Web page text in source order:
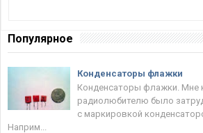
Популярное
Конденсаторы флажки
Конденсаторы флажки. Мне
радиолюбителю было
с маркировкой
Наприм...